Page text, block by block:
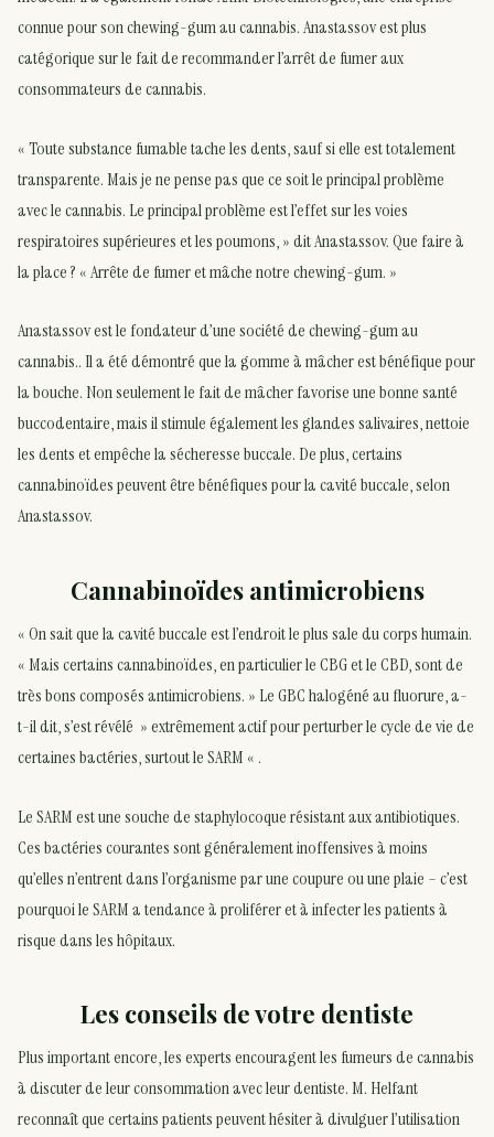
connue pour son chewing-gum au cannabis. Anastassov est plus
catégorique sur le fait de recommander l’arrêt de fumer aux
consommateurs de cannabis.
« Toute substance fumable tache les dents, sauf si elle est totalement
transparente. Mais je ne pense pas que ce soit le principal problème
avec le cannabis. Le principal problème est l’effet sur les voies
respiratoires supérieures et les poumons, » dit Anastassov. Que faire à
la place ? « Arrête de fumer et mâche notre chewing-gum. »
Anastassov est le fondateur d’une société de chewing-gum au
cannabis.. Il a été démontré que la gomme à mâcher est bénéfique pour
la bouche. Non seulement le fait de mâcher favorise une bonne santé
buccodentaire, mais il stimule également les glandes salivaires, nettoie
les dents et empêche la sécheresse buccale. De plus, certains
cannabinoïdes peuvent être bénéfiques pour la cavité buccale, selon
Anastassov.
Cannabinoïdes antimicrobiens
« On sait que la cavité buccale est l’endroit le plus sale du corps humain.
« Mais certains cannabinoïdes, en particulier le CBG et le CBD, sont de
très bons composés antimicrobiens. » Le GBC halogéné au fluorure, a-
t-il dit, s’est révélé » extrêmement actif pour perturber le cycle de vie de
certaines bactéries, surtout le SARM « .
Le SARM est une souche de staphylocoque résistant aux antibiotiques.
Ces bactéries courantes sont généralement inoffensives à moins
qu’elles n’entrent dans l’organisme par une coupure ou une plaie – c’est
pourquoi le SARM a tendance à proliférer et à infecter les patients à
risque dans les hôpitaux.
Les conseils de votre dentiste
Plus important encore, les experts encouragent les fumeurs de cannabis
à discuter de leur consommation avec leur dentiste. M. Helfant
reconnaît que certains patients peuvent hésiter à divulguer l’utilisation